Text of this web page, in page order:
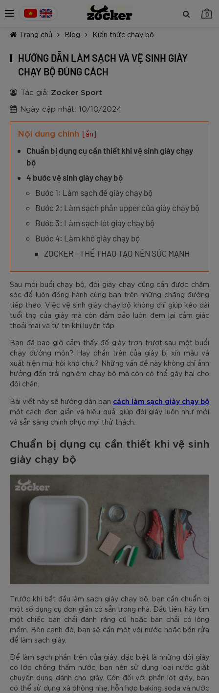
0
Trang chủ Blog Kiến thức chạy bộ
HƯỚNG DẪN LÀM SẠCH VÀ VỆ SINH GIÀY
CHẠY BỘ ĐÚNG CÁCH
Tác giả: Zocker Sport
Ngày cập nhật: 10/10/2024
Nội dung chính [ẩn]
Chuẩn bị dụng cụ cần thiết khi vệ sinh giày chạy
bộ
4 bước vệ sinh giày chạy bộ
Bước 1: Làm sạch đế giày chạy bộ
Bước 2: Làm sạch phần upper của giày chạy bộ
Bước 3: Làm sạch lót giày chạy bộ
Bước 4: Làm khô giày chạy bộ
ZOCKER - THỂ THAO TẠO NÊN SỨC MẠNH
Sau mỗi buổi chạy bộ, đôi giày chạy cũng cần được chăm
sóc để luôn đồng hành cùng bạn trên những chặng đường
tiếp theo. Việc vệ sinh giày chạy bộ không chỉ giúp kéo dài
tuổi thọ của giày mà còn đảm bảo luôn đem lại cảm giác
thoải mái và tự tin khi luyện tập.
Bạn đã bao giờ cảm thấy đế giày trơn trượt sau một buổi
chạy đường mòn? Hay phần trên của giày bị xỉn màu và
xuất hiện mùi hôi khó chịu? Những vấn đề này không chỉ ảnh
hưởng đến trải nghiệm chạy bộ mà còn có thể gây hại cho
đôi chân.
Bài viết này sẽ hướng dẫn bạn cách làm sạch giày chạy bộ
một cách đơn giản và hiệu quả, giúp đôi giày luôn như mới
và sẵn sàng chinh phục mọi thử thách.
Chuẩn bị dụng cụ cần thiết khi vệ sinh
giày chạy bộ
Trước khi bắt đầu làm sạch giày chạy bộ, bạn cần chuẩn bị
một số dụng cụ đơn giản có sẵn trong nhà. Đầu tiên, hãy tìm
một chiếc bàn chải đánh răng cũ hoặc bàn chải có lông
mềm. Bên cạnh đó, bạn sẽ cần một vòi nước hoặc bồn rửa
để làm sạch giày.
Để làm sạch phần trên của giày, đặc biệt là những đôi giày
có lớp chống thấm nước, bạn nên sử dụng loại nước giặt
chuyên dụng dành cho giày. Còn đối với phần lót giày, bạn
có thể sử dụng xà phòng nhẹ, hỗn hợp baking soda và nước